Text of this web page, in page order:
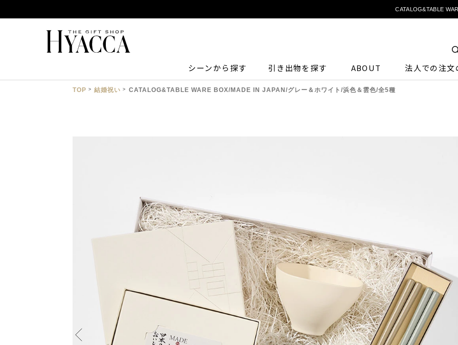
CATALOG&TABLE
シーンから探す 引き出物を探す ABOUT 法人での注文
TOP 結婚祝い CATALOG&TABLE WARE BOX/MADE IN JAPAN/グレー＆ホワイト/浜色＆雲色/全5種